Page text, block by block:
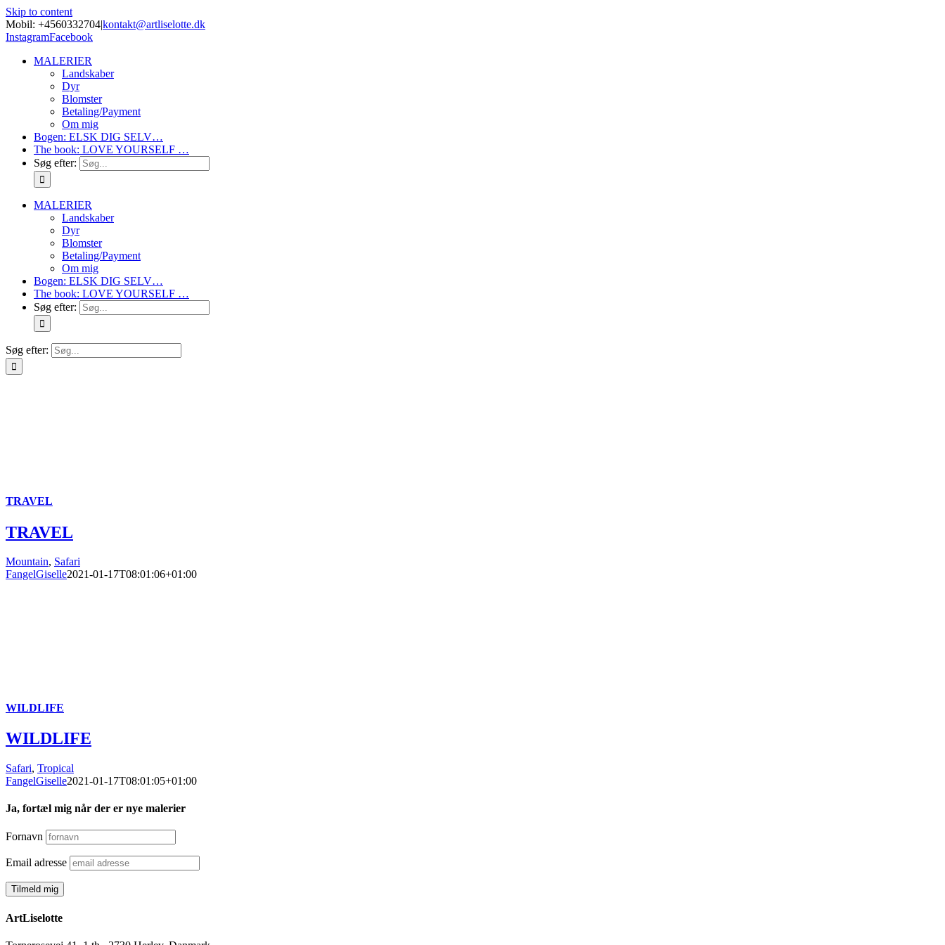
Skip to content
Mobil: +4560332704|kontakt@artliselotte.dk
InstagramFacebook
MALERIER
Landskaber
Dyr
Blomster
Betaling/Payment
Om mig
Bogen: ELSK DIG SELV…
The book: LOVE YOURSELF …
Søg efter:
MALERIER
Landskaber
Dyr
Blomster
Betaling/Payment
Om mig
Bogen: ELSK DIG SELV…
The book: LOVE YOURSELF …
Søg efter:
Søg efter:
TRAVEL
TRAVEL
Mountain, Safari
FangelGiselle2021-01-17T08:01:06+01:00
WILDLIFE
WILDLIFE
Safari, Tropical
FangelGiselle2021-01-17T08:01:05+01:00
Ja, fortæl mig når der er nye malerier
Fornavn
Email adresse
ArtLiselotte